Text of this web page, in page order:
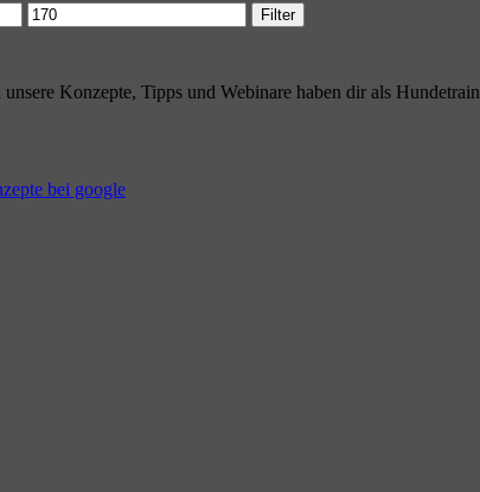
Max.
Filter
Konzepte, Tipps und Webinare haben dir als